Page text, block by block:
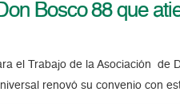
Bosco 88 que
el Trabajo de la Asociación de
renovó su convenio con